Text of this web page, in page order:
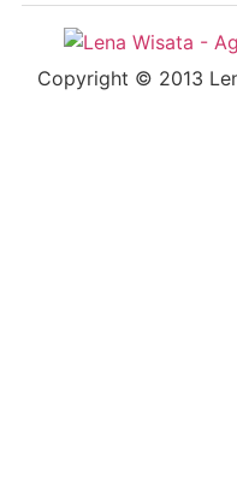
Copyright © 2013